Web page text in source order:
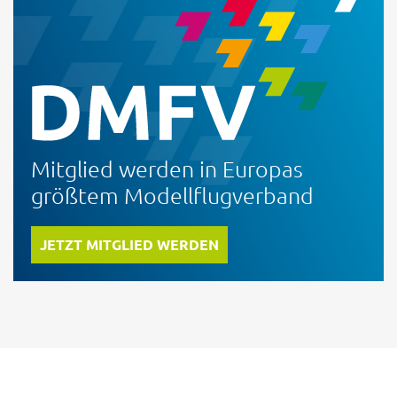
Mitglied werden in Europas
größtem Modellflugverband
JETZT MITGLIED WERDEN